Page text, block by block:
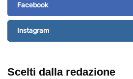
Facebook
Instagram
Scelti dalla redazione